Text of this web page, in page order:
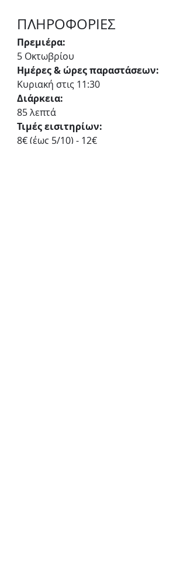
ΠΛΗΡΟΦΟΡΙΕΣ
Πρεμιέρα:
5 Οκτωβρίου
Ημέρες & ώρες παραστάσεων:
Κυριακή στις 11:30
Διάρκεια:
85 λεπτά
Τιμές εισιτηρίων:
8€ (έως 5/10) - 12€